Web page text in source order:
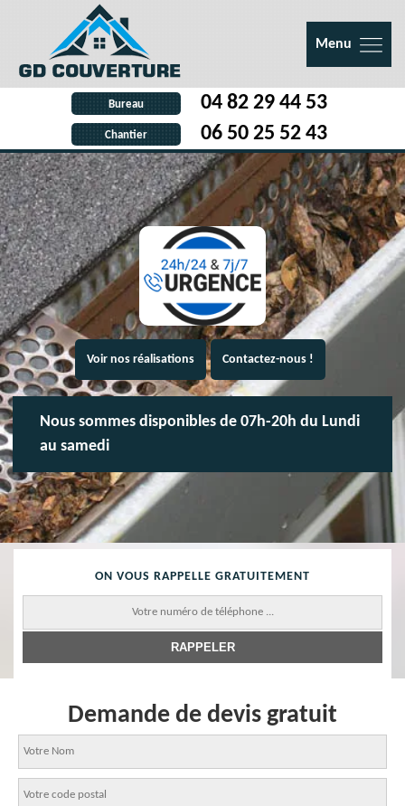
Menu
Bureau 04 82 29 44 53
Chantier 06 50 25 52 43
Voir nos réalisations Contactez-nous !
Nous sommes disponibles de 07h-20h du Lundi
au samedi
ON VOUS RAPPELLE GRATUITEMENT
Demande de devis gratuit